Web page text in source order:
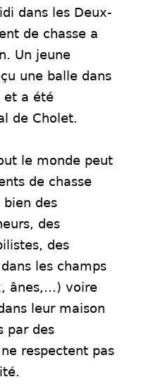
dans les Deux-
de chasse a
Un jeune
une balle dans
et a été
de Cholet.
le monde peut
de chasse
bien des
des
des
les champs
ânes,…) voire
leur maison
par des
respectent pas